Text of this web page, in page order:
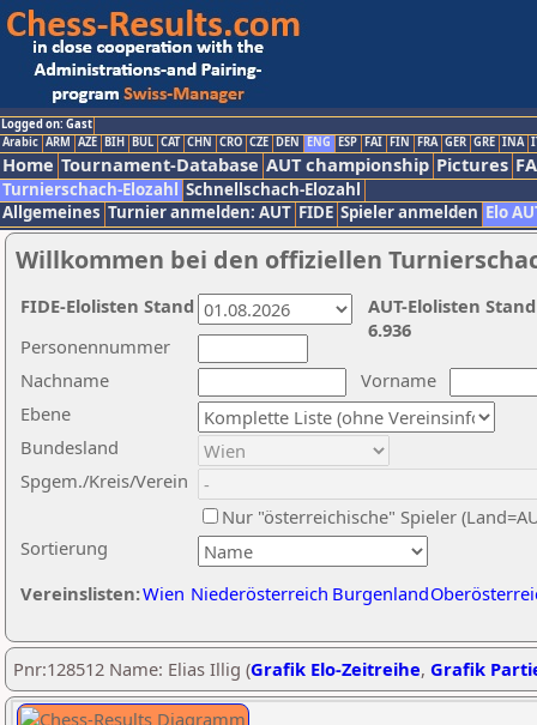
Logged on: Gast
Arabic ARM AZE BIH BUL CAT CHN CRO CZE DEN ENG ESP FAI FIN FRA GER GRE INA
Home Tournament-Database AUT championship Pictures
Turnierschach-Elozahl Schnellschach-Elozahl
Allgemeines Turnier anmelden: AUT FIDE Spieler anmelden Elo
Willkommen bei den offiziellen
Nachname
Vorname
Ebene
Sortierung
Personennummer
Bundesland
Spgem./Kreis/Verein
Nur "österreichische" Spieler
Vereinslisten:Wien Niederösterreich Burgenland
AUT-Elolisten
6.936
FIDE-Elolisten Stand
Pnr:128512 Name: Elias Illig (Grafik Elo-Zeitreihe, Grafik